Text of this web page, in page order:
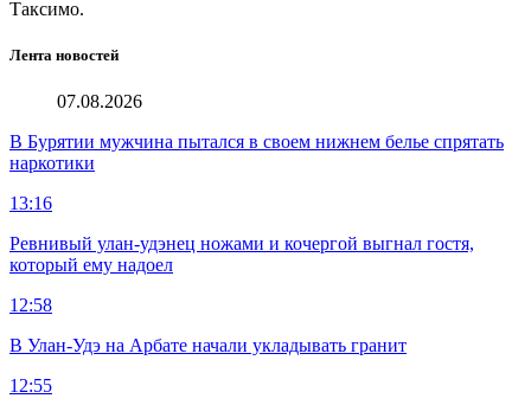
Таксимо.
Лента новостей
07.08.2026
В Бурятии мужчина пытался в своем нижнем белье спрятать
наркотики
13:16
Ревнивый улан-удэнец ножами и кочергой выгнал гостя,
который ему надоел
12:58
В Улан-Удэ на Арбате начали укладывать гранит
12:55